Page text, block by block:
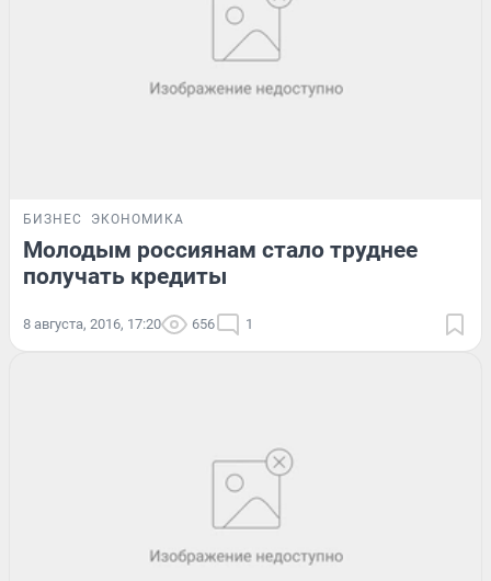
БИЗНЕС ЭКОНОМИКА
Молодым россиянам стало труднее
получать кредиты
8 августа, 2016, 17:20 656 1